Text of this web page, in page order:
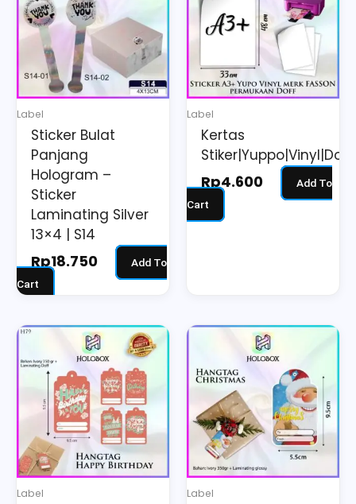
Label
Sticker Bulat
Panjang
Hologram –
Sticker
Laminating Silver
13×4 | S14
Rp18.750
Add To
Cart
Label
Kertas
Rp4.600
Add To
Cart
Label Label